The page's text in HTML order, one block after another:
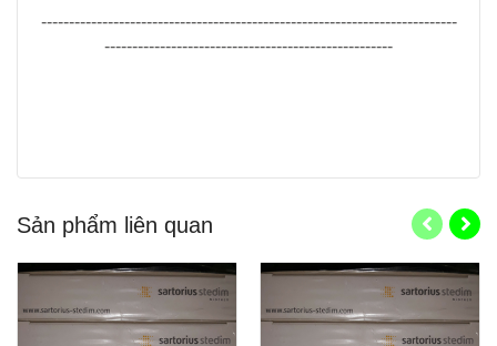
---------------------------------------------------------------------------
----------------------------------------------------
Sản phẩm liên quan